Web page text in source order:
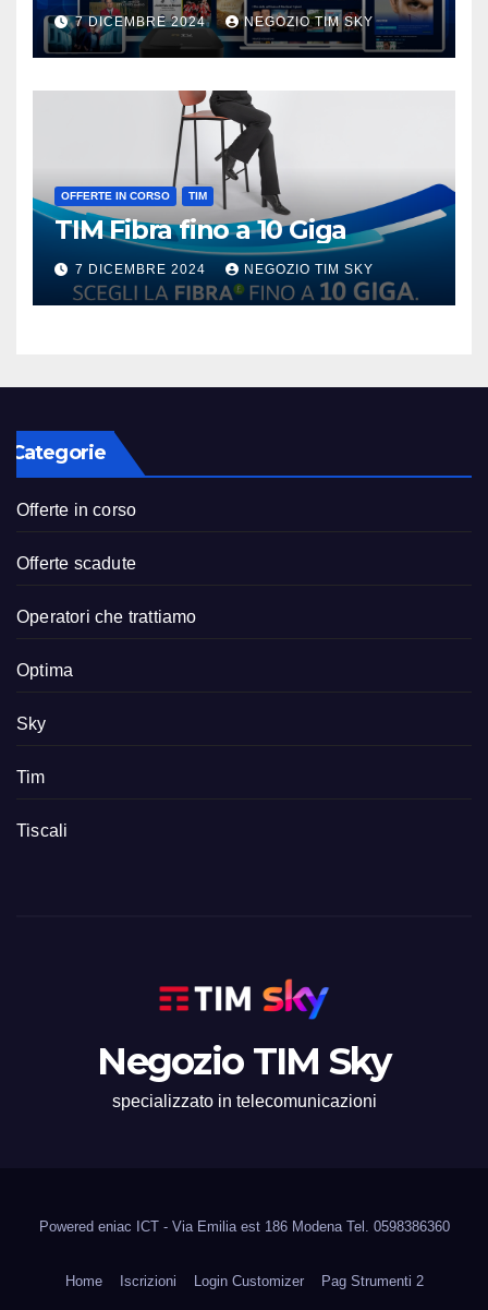
7 DICEMBRE 2024 NEGOZIO TIM SKY
OFFERTE IN CORSO TIM
TIM Fibra fino a 10 Giga
7 DICEMBRE 2024 NEGOZIO TIM SKY
Categorie
Offerte in corso
Offerte scadute
Operatori che trattiamo
Optima
Sky
Tim
Tiscali
Negozio TIM Sky
specializzato in telecomunicazioni
Powered eniac ICT - Via Emilia est 186 Modena Tel. 0598386360
Home Iscrizioni Login Customizer Pag Strumenti 2